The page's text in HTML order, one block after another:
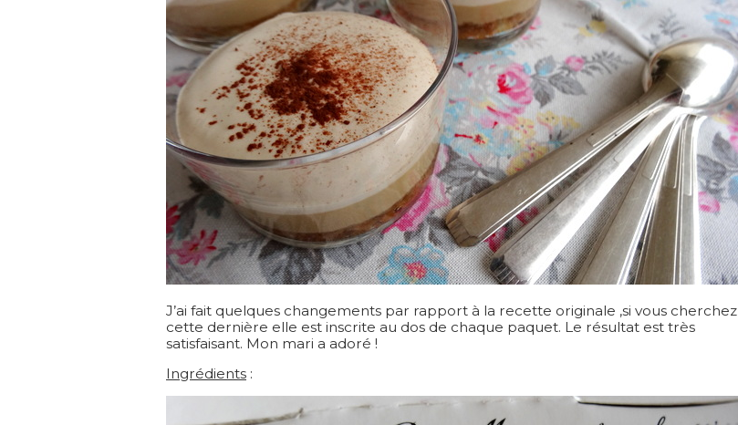
J’ai fait quelques changements par rapport à la recette originale ,si vous cherchez
cette dernière elle est inscrite au dos de chaque paquet. Le résultat est très
satisfaisant. Mon mari a adoré !
Ingrédients :